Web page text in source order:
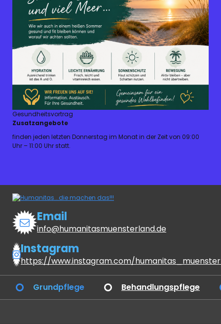
Gesundheitsvortrag
Zusatzangebote
finden jeden letzten Donnerstag im Monat in der Zeit von 09:00
Uhr – 11:00 Uhr statt.
Email
info@humanitasmuensterland.de
Instagram
https://www.instagram.com/
Grundpflege Behandlungspflege